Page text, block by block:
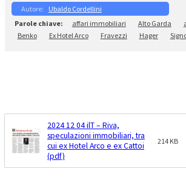
Ubaldo Cordellini
affari immobiliari
Alto Garda
Benko
Ex Hotel Arco Fravezzi Hager
2024 12 04 ilT – Riva,
speculazioni immobiliari, tra
cui ex Hotel Arco e ex Cattoi
(pdf)
214 KB